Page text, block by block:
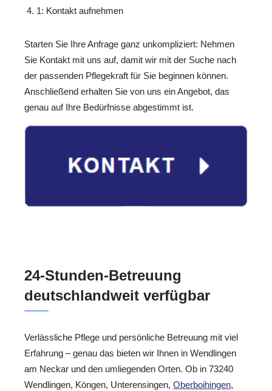
1: Kontakt aufnehmen
Starten Sie Ihre Anfrage ganz unkompliziert: Nehmen
Sie Kontakt mit uns auf, damit wir mit der Suche nach
der passenden Pflegekraft für Sie beginnen können.
Anschließend erhalten Sie von uns ein Angebot, das
genau auf Ihre Bedürfnisse abgestimmt ist.
24-Stunden-Betreuung
deutschlandweit verfügbar
Verlässliche Pflege und persönliche Betreuung mit viel
Erfahrung – genau das bieten wir Ihnen in Wendlingen
am Neckar und den umliegenden Orten. Ob in 73240
Wendlingen, Köngen, Unterensingen, Oberboihingen,